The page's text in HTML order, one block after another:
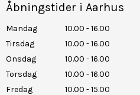
Åbningstider i Aarhus
Mandag
10.00 - 16.00
Tirsdag
10.00 - 16.00
Onsdag
10.00 - 16.00
Torsdag
10.00 - 16.00
Fredag
10.00 - 15.00